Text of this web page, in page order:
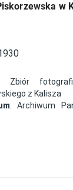
w
Zbiór
z Kalisza
: Archiwum